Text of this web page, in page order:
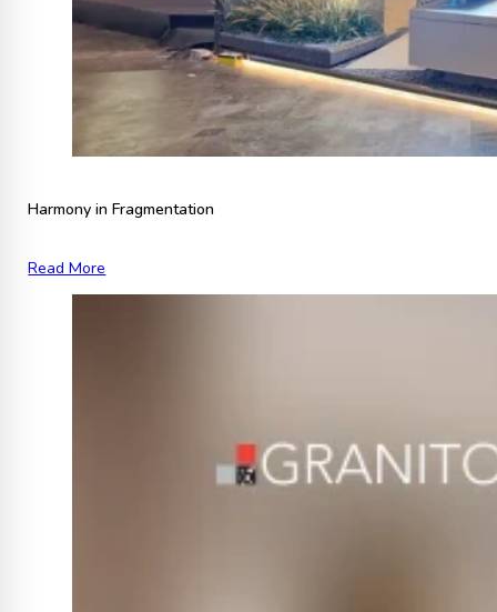
Harmony in Fragmentation
Read More